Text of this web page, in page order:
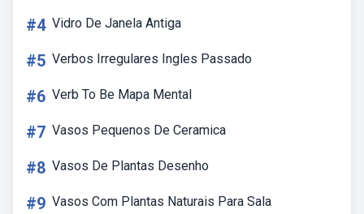
#4 Vidro De Janela Antiga
#5 Verbos Irregulares Ingles Passado
#6 Verb To Be Mapa Mental
#7 Vasos Pequenos De Ceramica
#8 Vasos De Plantas Desenho
#9 Vasos Com Plantas Naturais Para Sala